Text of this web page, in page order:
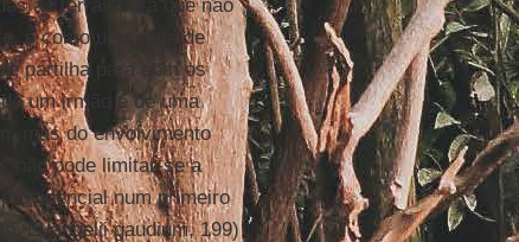
as terras para que não
é como uma gota de
partilha para com os
um irmão e de uma
mas do envolvimento
não pode limitar-se a
num primeiro
Evangelii gaudium, 199)